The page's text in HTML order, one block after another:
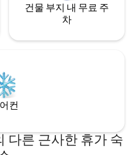
건물 부지 내 무료 주
차
컨
른 근사한 휴가 숙